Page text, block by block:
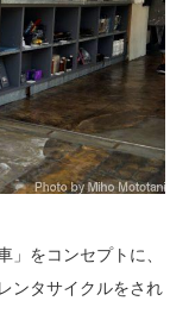
」をコンセプトに、
ンタサイクルをされ